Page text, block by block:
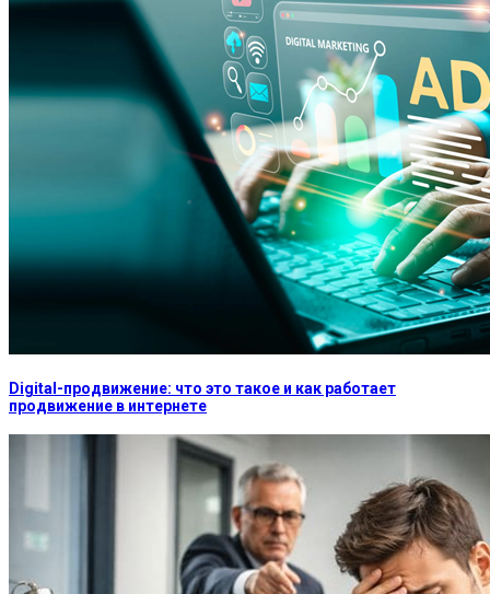
Digital-продвижение: что это такое и как работает
продвижение в интернете